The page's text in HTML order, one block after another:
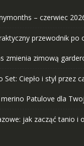
– czerwiec
przewodnik po
zmienia zimową
Ciepło i styl przez
Patulove dla
jak zacząć tanio i